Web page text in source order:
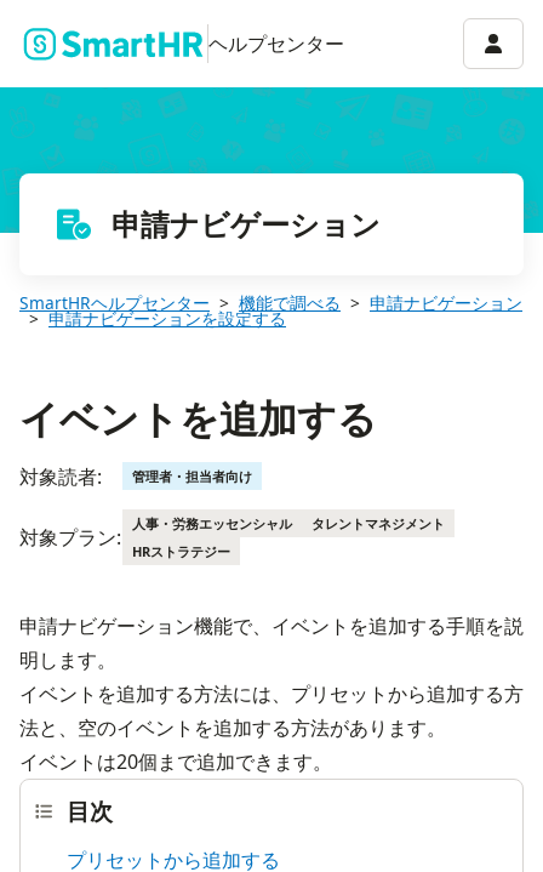
ヘルプセンター アカ
申請ナビゲーション
SmartHRヘルプセンター 機能で調べる 申請ナビゲーション
申請ナビゲーションを設定する
イベントを追加する
対象読者: 管理者・担当者向け
対象プラン:
人事・労務エッセンシャル
タレントマネジメント
HRストラテジー
申請ナビゲーション機能で、イベントを追加する手順を説
明します。
イベントを追加する方法には、プリセットから追加する方
法と、空のイベントを追加する方法があります。
イベントは20個まで追加できます。
目次
プリセットから追加する